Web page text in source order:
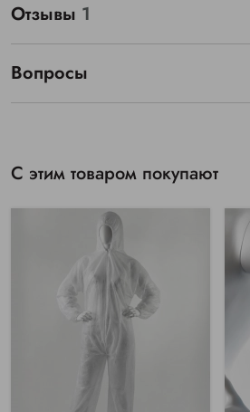
Отзывы 1
Вопросы
С этим товаром покупают